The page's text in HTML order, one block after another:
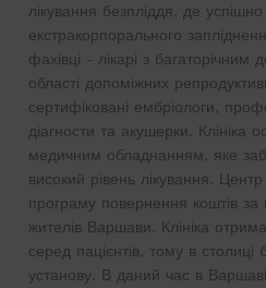
лікування безпліддя, де
екстракорпорального
фахівці - лікарі з багаторічним
області допоміжних
сертифіковані ембріологи,
діагности та акушерки. Клініка
медичним обладнанням, яке
високий рівень лікування.
програму повернення коштів
жителів Варшави. Клініка
серед пацієнтів, тому в
установу. В даний час в Варшаві